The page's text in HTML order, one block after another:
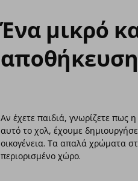
Ένα μικρό
Αν έχετε παιδιά, γνωρίζετε πως
αυτό το χολ, έχουμε
οικογένεια. Τα απαλά χρώματα
περιορισμένο χώρο.